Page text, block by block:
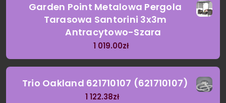
Garden Point Metalowa Pergola
Tarasowa Santorini 3x3m
Antracytowo-Szara
1 019.00zł
Trio Oakland 621710107 (621710107)
1 122.38zł